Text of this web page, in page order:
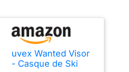
uvex Wanted Visor
- Casque de Ski